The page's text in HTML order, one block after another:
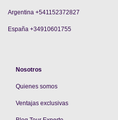
Argentina +541152372827
España +34910601755
Nosotros
Quienes somos
Ventajas exclusivas